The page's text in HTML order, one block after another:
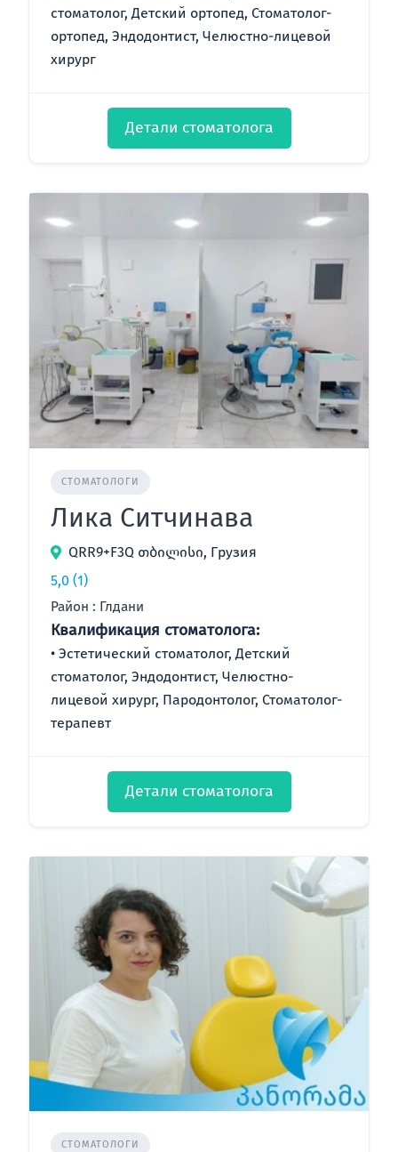
стоматолог, Детский ортопед, Стоматолог-
ортопед, Эндодонтист, Челюстно-лицевой
хирург
Детали стоматолога
СТОМАТОЛОГИ
Лика Ситчинава
QRR9+F3Q თბილისი, Грузия
5,0 (1)
Район : Глдани
Квалификация стоматолога:
Эстетический стоматолог, Детский
стоматолог, Эндодонтист, Челюстно-
лицевой хирург, Пародонтолог, Стоматолог-
терапевт
Детали стоматолога
СТОМАТОЛОГИ